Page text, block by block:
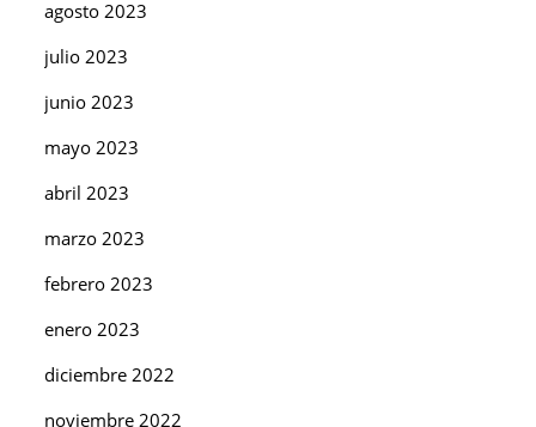
agosto 2023
julio 2023
junio 2023
mayo 2023
abril 2023
marzo 2023
febrero 2023
enero 2023
diciembre 2022
noviembre 2022